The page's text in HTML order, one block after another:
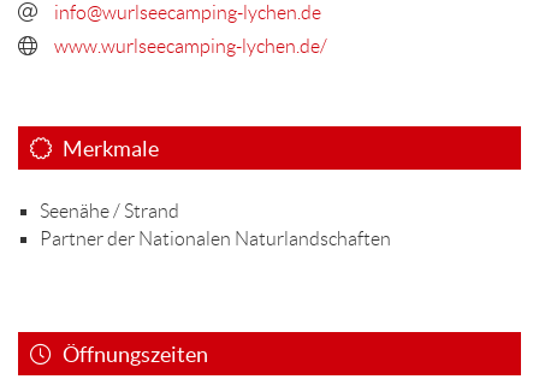
info@wurlseecamping-lychen.de
www.wurlseecamping-lychen.de/
Merkmale
Seenähe / Strand
Partner der Nationalen Naturlandschaften
Öffnungszeiten